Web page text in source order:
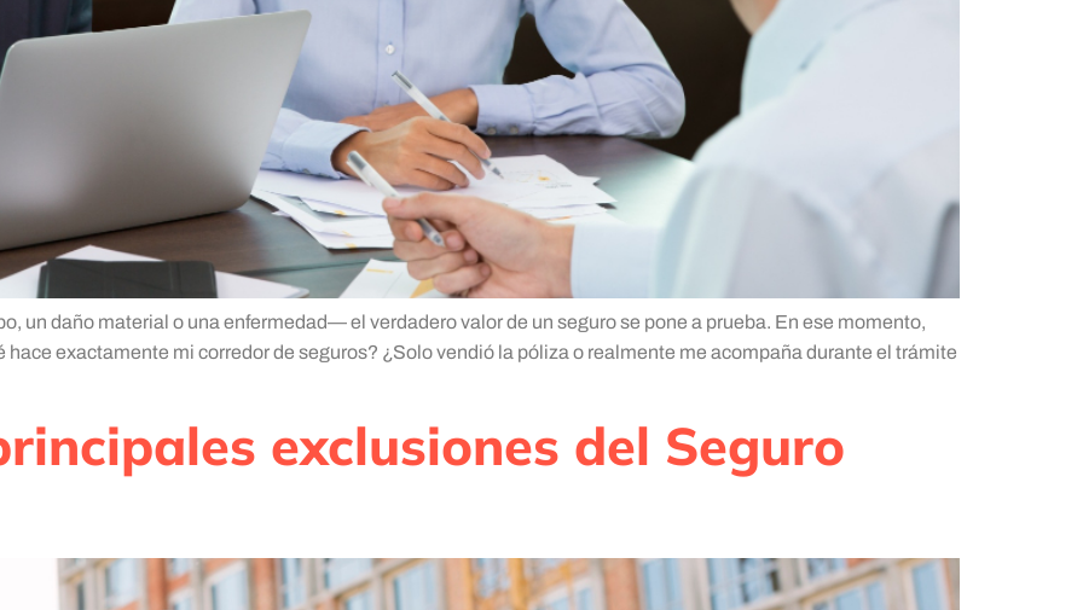
un daño material o una enfermedad— el verdadero valor de un seguro se pone a prueba. En ese momento,
exactamente mi corredor de seguros? ¿Solo vendió la póliza o realmente me acompaña durante el trámite
exclusiones del Seguro